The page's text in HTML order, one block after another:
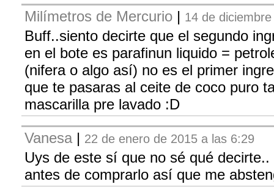
Milímetros de Mercurio | 14 de
Buff..siento decirte que el segundo
en el bote es parafinun liquido =
(nifera o algo así) no es el primer
que te pasaras al ceite de coco puro
mascarilla pre lavado :D
Vanesa | 22 de enero de 2015 a las 6:29
Uys de este sí que no sé qué
antes de comprarlo así que me